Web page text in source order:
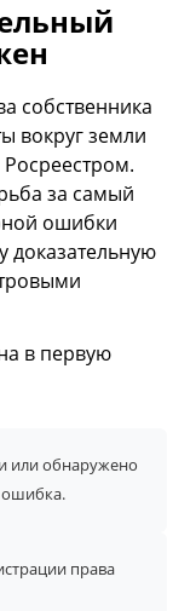
собственника
вокруг земли
за самый
ошибки
доказательную
в первую
или обнаружено
ошибка.
права